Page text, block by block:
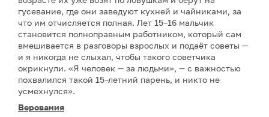
гусевание, где они заведуют кухней и чайниками, за
что им отчисляется полная. Лет 15–16 мальчик
становится полноправным работником, который сам
вмешивается в разговоры взрослых и подаёт советы —
и я никогда не слыхал, чтобы такого советчика
окрикнули. «Я человек — за людьми», — с важностью
похвалился такой 15–летний парень, и никто не
усмехнулся».
Верования